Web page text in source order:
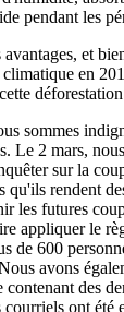
pendant les
avantages, et
en
sommes
Le 2 mars,
sur la
qu'ils rendent
les futures
appliquer le
de 600
avons
des
courriels ont été